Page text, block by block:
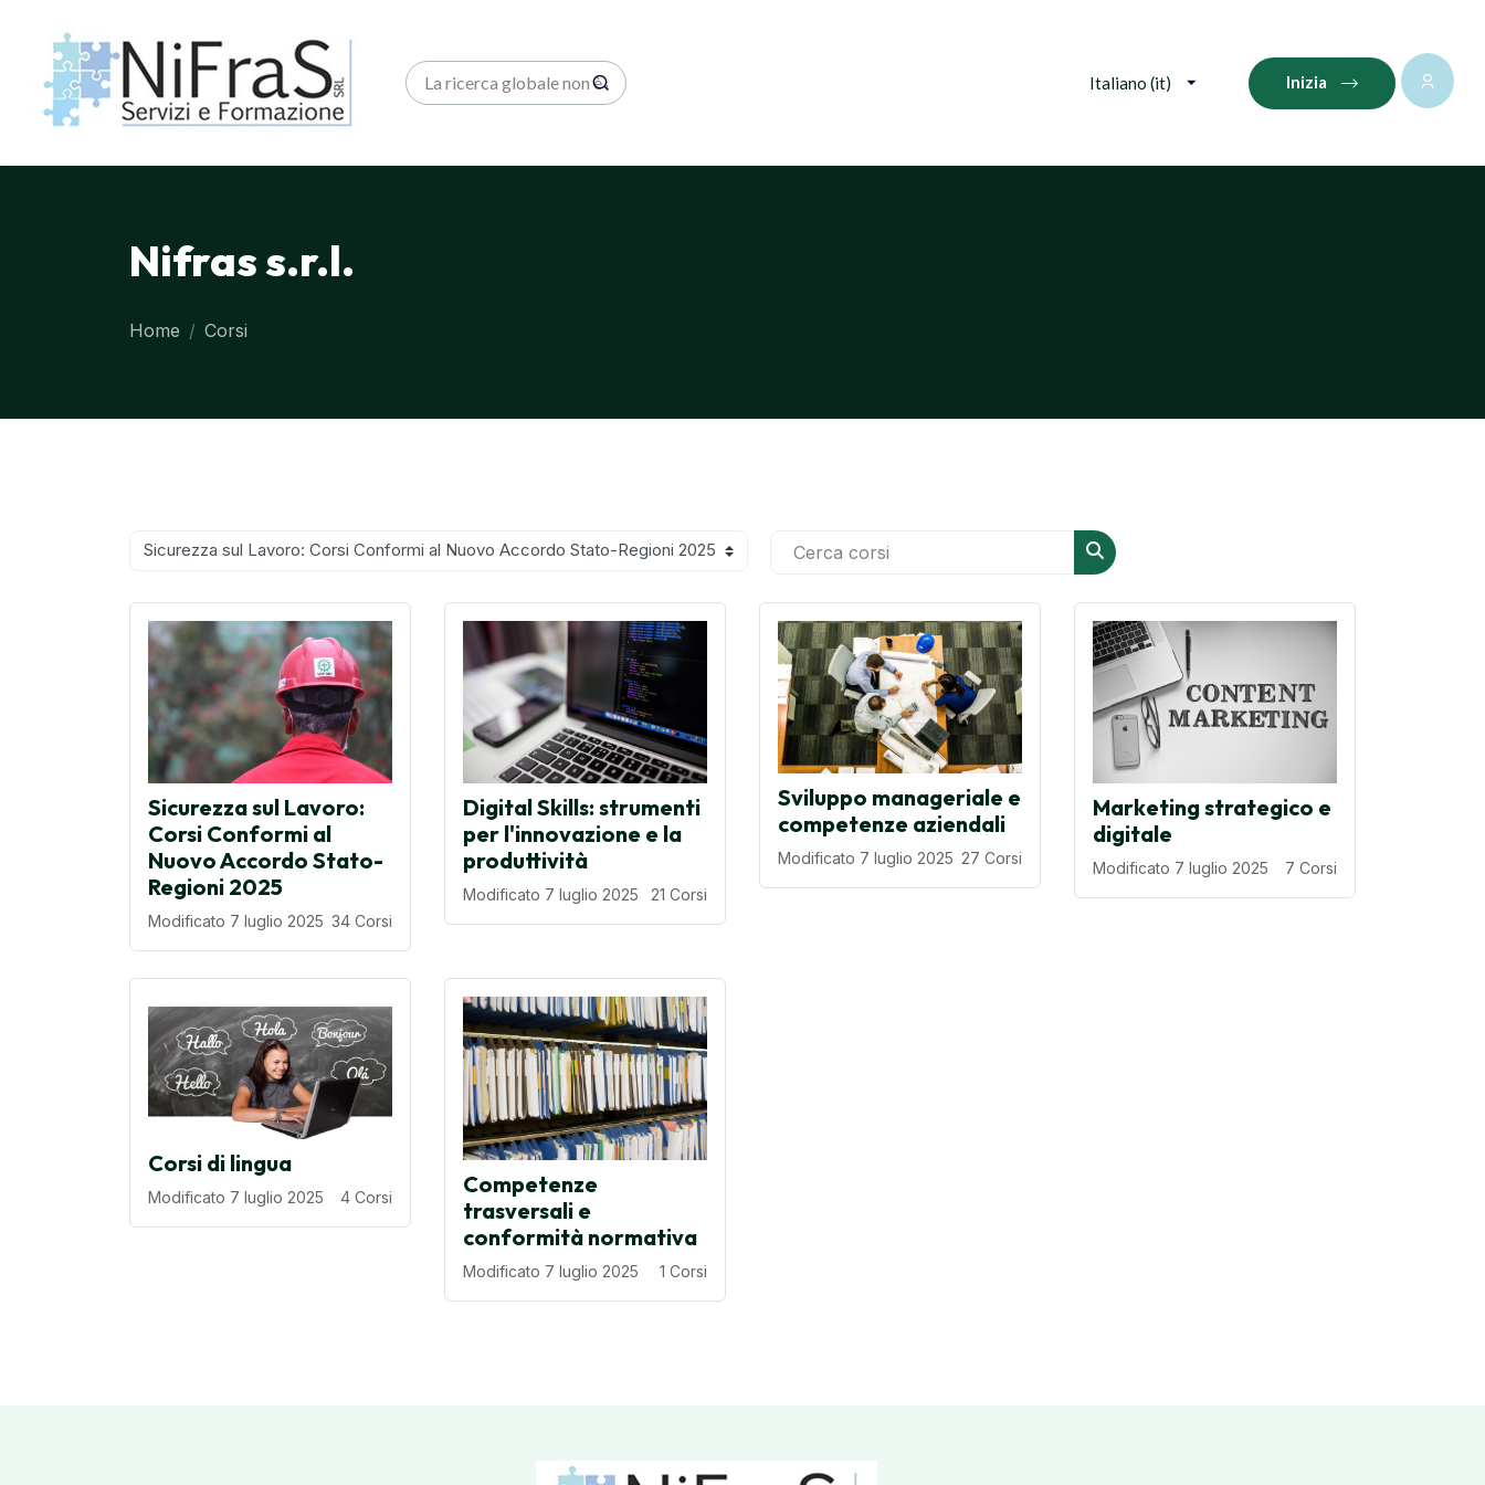
Italiano ‎(it)‎ Inizia
Nifras s.r.l.
Home Corsi
Blocchi
Categorie di corso
Cerca corsi
Cerca corsi
Sicurezza sul Lavoro:
Corsi Conformi al
Nuovo Accordo Stato-
Regioni 2025
Modificato 7 luglio 2025 34 Corsi
Digital Skills: strumenti
per l'innovazione e la
produttività
Modificato 7 luglio 2025 21 Corsi
Sviluppo manageriale e
competenze aziendali
Modificato 7 luglio 2025 27 Corsi
Marketing strategico e
digitale
Modificato 7 luglio 2025 7 Corsi
Corsi di lingua
Modificato 7 luglio 2025 4 Corsi
Competenze
trasversali e
conformità normativa
Modificato 7 luglio 2025 1 Corsi